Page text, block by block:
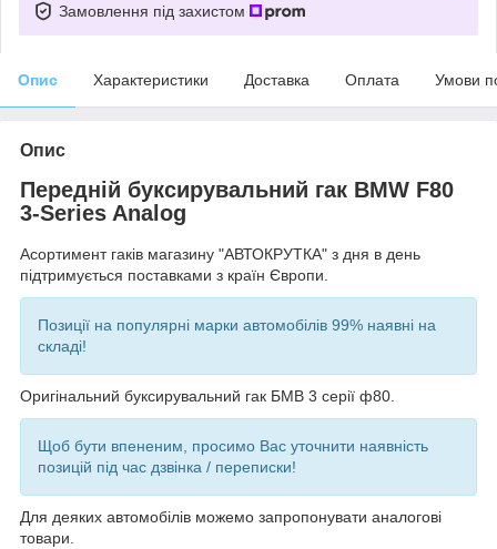
Замовлення під захистом
Опис Характеристики Доставка Оплата Умови
Опис
Передній буксирувальний гак BMW F80
3-Series Analog
Асортимент гаків магазину "АВТОКРУТКА" з дня в день
підтримується поставками з країн Європи.
Позиції на популярні марки автомобілів 99% наявні на
складі!
Оригінальний буксирувальний гак БМВ 3 серії ф80.
Щоб бути впененим, просимо Вас уточнити наявність
позицій під час дзвінка / переписки!
Для деяких автомобілів можемо запропонувати аналогові
товари.